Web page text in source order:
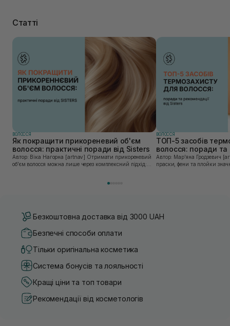
Статті
ВОЛОССЯ
Як покращити прикореневий об'єм
волосся: практичні поради від Sisters
Автор: Віка Нагорна [artnav] Отримати прикореневий
об’єм волосся можна лише через комплексний підхід:
ВОЛОССЯ
ТОП-5 засобів
волосся: поради та
Sisters
Автор: Марʼяна Гродзевич [artnav] Сучасні
праски, фени та плойки
Безкоштовна доставка від 3000 UAH
Безпечні способи оплати
Тільки оригінальна косметика
Система бонусів та лояльності
Кращі ціни та топ товари
Рекомендації від косметологів